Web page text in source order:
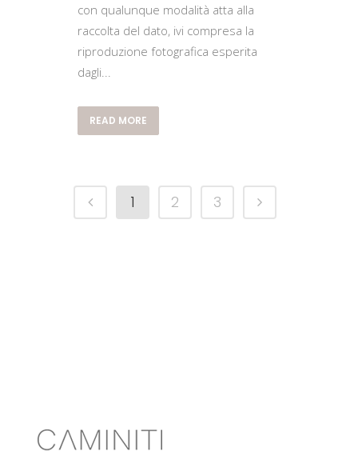
con qualunque modalità atta alla
raccolta del dato, ivi compresa la
riproduzione fotografica esperita
dagli...
READ MORE
1 2 3